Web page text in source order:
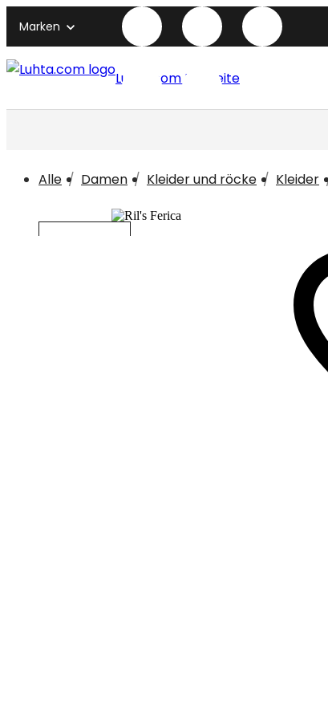
Marken
Luhta.com titelseite
Alle Damen Kleider und röcke Kleider